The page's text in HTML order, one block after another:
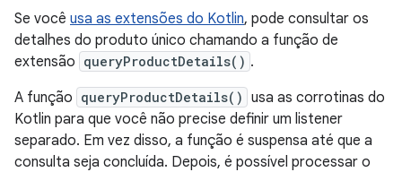
Se você usa as extensões do Kotlin, pode consultar os
detalhes do produto único chamando a função de
extensão queryProductDetails() .
A função queryProductDetails() usa as corrotinas do
Kotlin para que você não precise definir um listener
separado. Em vez disso, a função é suspensa até que a
consulta seja concluída. Depois, é possível processar o